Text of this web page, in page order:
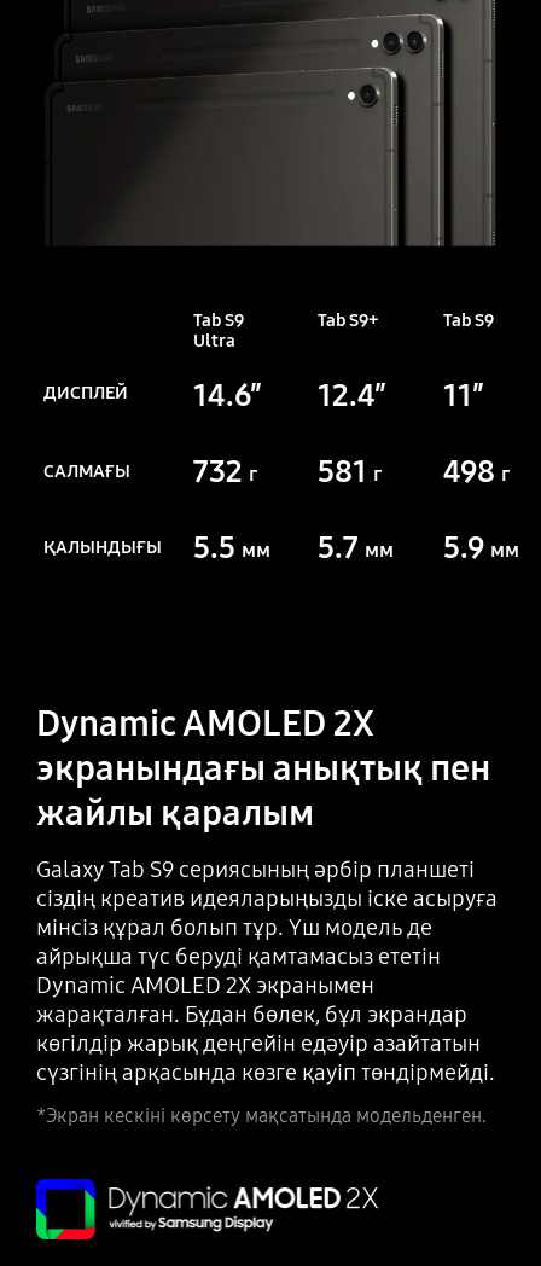
Tab S9
Ultra
Tab S9+ Tab S9
ДИСПЛЕЙ 14.6″ 12.4″ 11″
САЛМАҒЫ 732 г 581 г 498 г
ҚАЛЫНДЫҒЫ 5.5 мм 5.7 мм 5.9 мм
Dynamic AMOLED 2X
экранындағы анықтық пен
жайлы қаралым
Galaxy Tab S9 сериясының әрбір планшеті
сіздің креатив идеяларыңызды іске асыруға
мінсіз құрал болып тұр. Үш модель де
айрықша түс беруді қамтамасыз ететін
Dynamic AMOLED 2X экранымен
жарақталған. Бұдан бөлек, бұл экрандар
көгілдір жарық деңгейін едәуір азайтатын
сүзгінің арқасында көзге қауіп төндірмейді.
*Экран кескіні көрсету мақсатында модельденген.